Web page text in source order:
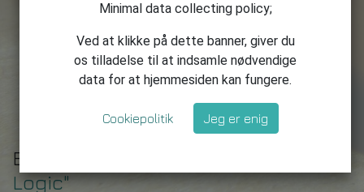
Billede fra:
Logic"
Minimal data collecting policy;
Ved at klikke på dette banner, giver du
os tilladelse til at indsamle nødvendige
data for at hjemmesiden kan fungere.
Cookiepolitik Jeg er enig